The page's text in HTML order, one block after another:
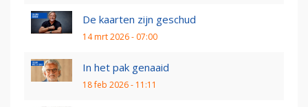
De kaarten zijn geschud
14 mrt 2026 - 07:00
In het pak genaaid
18 feb 2026 - 11:11